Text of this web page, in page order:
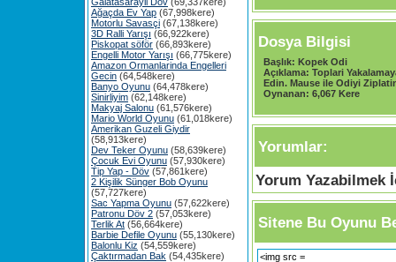
Ağaçda Ev Yap (67,998kere)
Motorlu Savasçi (67,138kere)
3D Ralli Yarışı (66,922kere)
Piskopat söför (66,893kere)
Engelli Motor Yarışı (66,775kere)
Amazon Ormanlarinda Engelleri
Gecin (64,548kere)
Banyo Oyunu (64,478kere)
Sinirliyim (62,148kere)
Makyaj Salonu (61,576kere)
Mario World Oyunu (61,018kere)
Amerikan Guzeli Giydir
(58,913kere)
Dev Teker Oyunu (58,639kere)
Çocuk Evi Oyunu (57,930kere)
Tip Yap - Döv (57,861kere)
2 Kişilik Sünger Bob Oyunu
(57,727kere)
Sac Yapma Oyunu (57,622kere)
Patronu Döv 2 (57,053kere)
Terlik At (56,664kere)
Barbie Defile Oyunu (55,130kere)
Balonlu Kiz (54,559kere)
Çaktırmadan Bak (54,435kere)
Dosya Bilgisi
Başlık: Kopek Odi
Açıklama: Toplari
Edin. Mause ile Odiyi
Oynanan: 6,067 Kere
Yorumlar:
Yorum Yazabilmek
Sitene Bu Oyunu